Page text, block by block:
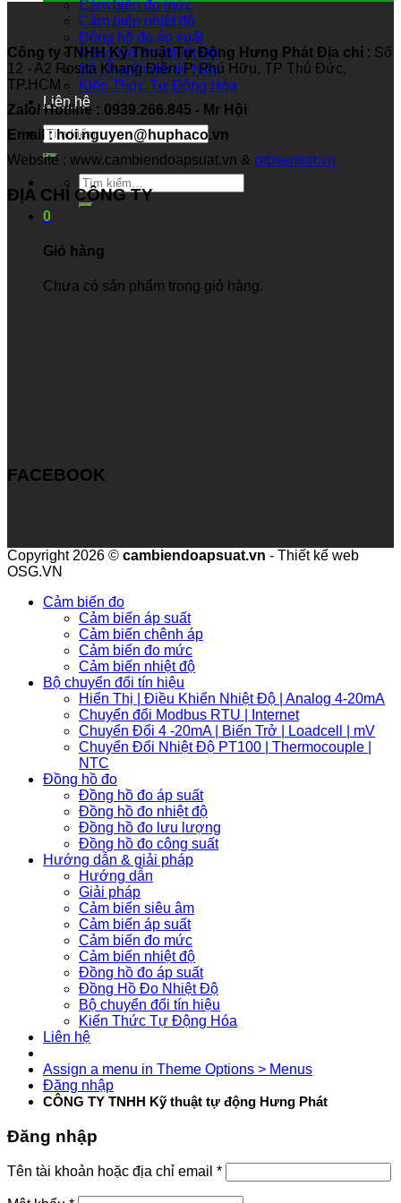
Cảm biến đo mức
Cảm biến nhiệt độ
Đồng hồ đo áp suất
Đồng Hồ Đo Nhiệt Độ
Bộ chuyển đổi tín hiệu
Kiến Thức Tự Động Hóa
Liên hệ
Tìm
kiếm:
Tìm
kiếm:
0
Giỏ hàng
Chưa có sản phẩm trong giỏ hàng.
Công ty TNHH Kỹ Thuật Tự Động Hưng Phát Địa chỉ : Số
12 - A2 Rosita Khang Điền, P. Phú Hữu, TP Thủ Đức,
TP.HCM
Zalo/ Hotline : 0939.266.845 - Mr Hội
Email : hoi.nguyen@huphaco.vn
Website : www.cambiendoapsuat.vn & prosensor.vn
ĐỊA CHỈ CÔNG TY
FACEBOOK
Copyright 2026 © cambiendoapsuat.vn - Thiết kế web
OSG.VN
Cảm biến đo
Cảm biến áp suất
Cảm biến chênh áp
Cảm biến đo mức
Cảm biến nhiệt độ
Bộ chuyển đổi tín hiệu
Hiển Thị | Điều Khiển Nhiệt Độ | Analog 4-20mA
Chuyển đổi Modbus RTU | Internet
Chuyển Đổi 4 -20mA | Biến Trở | Loadcell | mV
Chuyển Đổi Nhiệt Độ PT100 | Thermocouple |
NTC
Đồng hồ đo
Đồng hồ đo áp suất
Đồng hồ đo nhiệt độ
Đồng hồ đo lưu lượng
Đồng hồ đo công suất
Hướng dẫn & giải pháp
Hướng dẫn
Giải pháp
Cảm biến siêu âm
Cảm biến áp suất
Cảm biến đo mức
Cảm biến nhiệt độ
Đồng hồ đo áp suất
Đồng Hồ Đo Nhiệt Độ
Bộ chuyển đổi tín hiệu
Kiến Thức Tự Động Hóa
Liên hệ
Assign a menu in Theme Options > Menus
Đăng nhập
CÔNG TY TNHH Kỹ thuật tự động Hưng Phát
Đăng nhập
Tên tài khoản hoặc địa chỉ email *